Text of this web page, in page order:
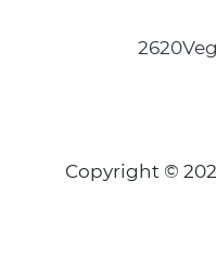
Copyright ©